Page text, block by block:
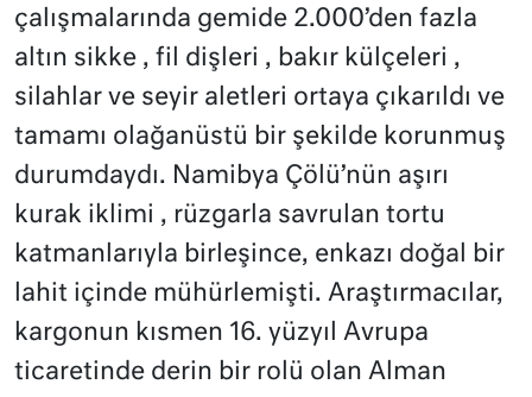
çalışmalarında gemide 2.000’den fazla
altın sikke , fil dişleri , bakır külçeleri ,
silahlar ve seyir aletleri ortaya çıkarıldı ve
tamamı olağanüstü bir şekilde korunmuş
durumdaydı. Namibya Çölü’nün aşırı
kurak iklimi , rüzgarla savrulan tortu
katmanlarıyla birleşince, enkazı doğal bir
lahit içinde mühürlemişti. Araştırmacılar,
kargonun kısmen 16. yüzyıl Avrupa
ticaretinde derin bir rolü olan Alman